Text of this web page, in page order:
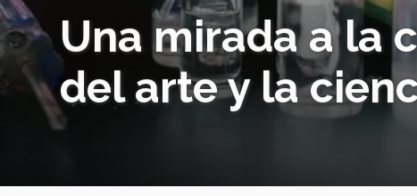
Una mirada a la
del arte y la